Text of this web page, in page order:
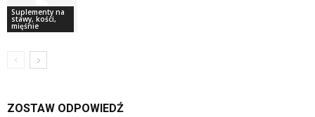
Suplementy na
stawy, kości,
mięśnie
ZOSTAW ODPOWIEDŹ